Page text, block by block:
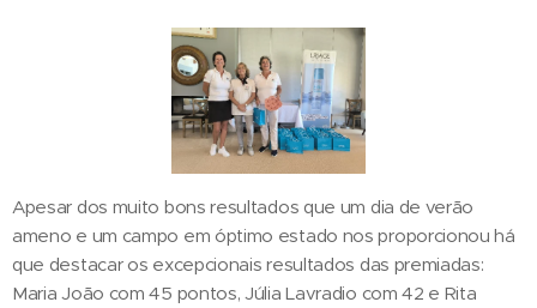
Apesar dos muito bons resultados que um dia de verão
ameno e um campo em óptimo estado nos proporcionou há
que destacar os excepcionais resultados das premiadas:
Maria João com 45 pontos, Júlia Lavradio com 42 e Rita